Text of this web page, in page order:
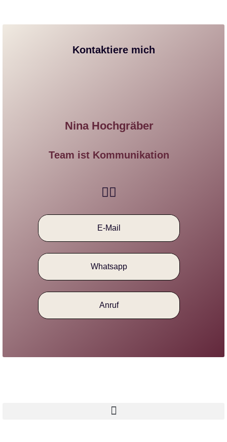
Kontaktiere mich
Nina Hochgräber
Team ist Kommunikation​
E-Mail
Whatsapp
Anruf